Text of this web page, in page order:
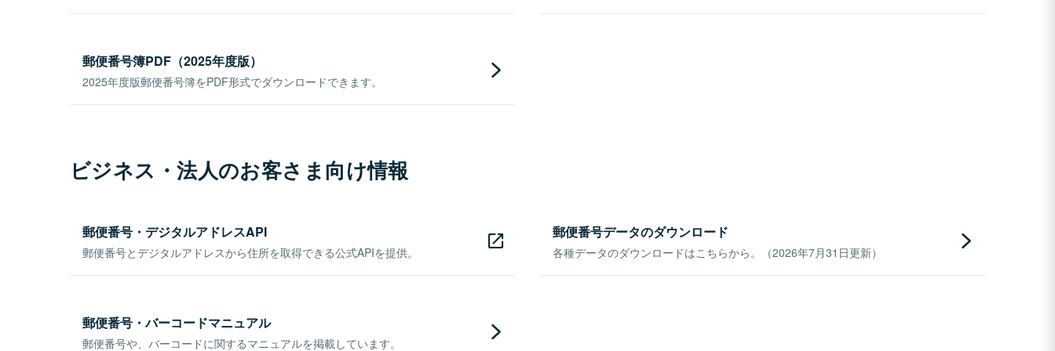
郵便番号簿PDF（2025年度版）
2025年度版郵便番号簿をPDF形式でダウンロードできます。
ビジネス・法人のお客さま向け情報
郵便番号・デジタルアドレスAPI
郵便番号とデジタルアドレスから住所を取得できる公式APIを提供。
郵便番号データのダウンロード
各種データのダウンロードはこちらから。（2026年7月31日更新）
郵便番号・バーコードマニュアル
郵便番号や、バーコードに関するマニュアルを掲載しています。